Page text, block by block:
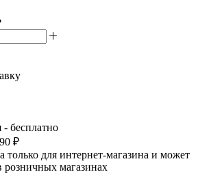
бесплатно
₽
только для интернет-магазина и может
розничных магазинах